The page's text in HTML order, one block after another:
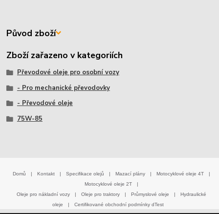
Původ zboží
Zboží zařazeno v kategoriích
Převodové oleje pro osobní vozy
- Pro mechanické převodovky
- Převodové oleje
75W-85
Domů | Kontakt | Specifikace olejů | Mazací plány | Motocyklové oleje 4T
|
Motocyklové oleje 2T
|
Oleje pro nákladní vozy
| Oleje pro traktory | Průmyslové oleje |
Hydraulické
oleje
| Certifikované obchodní podmínky dTest